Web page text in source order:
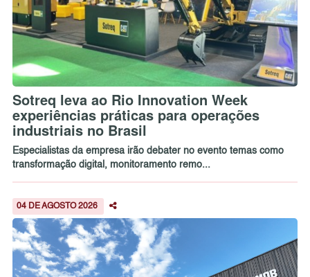
Sotreq leva ao Rio Innovation Week
experiências práticas para operações
industriais no Brasil
Especialistas da empresa irão debater no evento temas como
transformação digital, monitoramento remo...
04 DE AGOSTO 2026